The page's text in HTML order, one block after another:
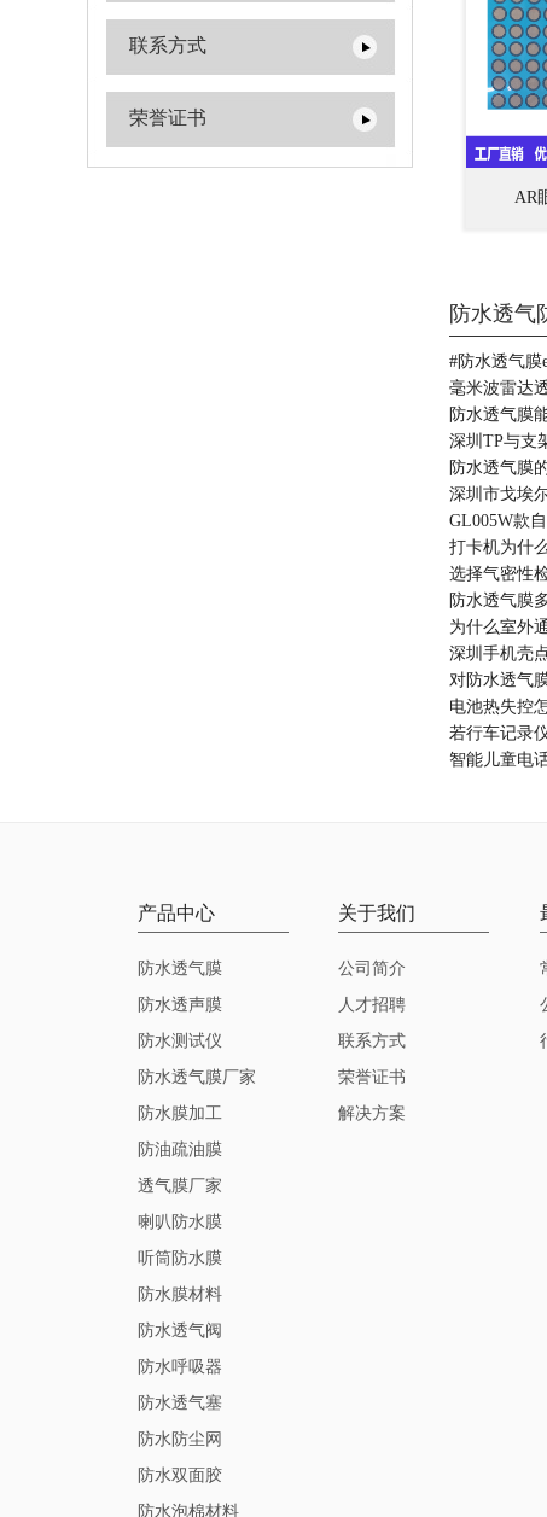
联系方式
荣誉证书
AR
防水透气
#防水透气膜
毫米波雷达
防水透气膜
深圳TP与支
防水透气膜
深圳市戈埃
GL005W款
打卡机为什
选择气密性
防水透气膜
为什么室外
深圳手机壳
对防水透气
电池热失控
若行车记录
智能儿童电
产品中心
防水透气膜
防水透声膜
防水测试仪
防水透气膜厂家
防水膜加工
防油疏油膜
透气膜厂家
喇叭防水膜
听筒防水膜
防水膜材料
防水透气阀
防水呼吸器
防水透气塞
防水防尘网
防水双面胶
防水泡棉材料
关于我们
公司简介
人才招聘
联系方式
荣誉证书
解决方案